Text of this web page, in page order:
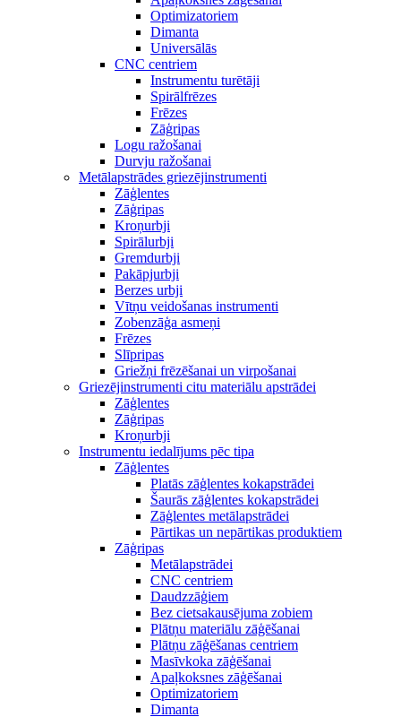
Optimizatoriem
Dimanta
Universālās
CNC centriem
Instrumentu turētāji
Spirālfrēzes
Frēzes
Zāģripas
Logu ražošanai
Durvju ražošanai
Metālapstrādes griezējinstrumenti
Zāģlentes
Zāģripas
Kroņurbji
Spirālurbji
Gremdurbji
Pakāpjurbji
Berzes urbji
Vītņu veidošanas instrumenti
Zobenzāģa asmeņi
Frēzes
Slīpripas
Griežņi frēzēšanai un virpošanai
Griezējinstrumenti citu materiālu apstrādei
Zāģlentes
Zāģripas
Kroņurbji
Instrumentu iedalījums pēc tipa
Zāģlentes
Platās zāģlentes kokapstrādei
Šaurās zāģlentes kokapstrādei
Zāģlentes metālapstrādei
Pārtikas un nepārtikas produktiem
Zāģripas
Metālapstrādei
CNC centriem
Daudzzāģiem
Bez cietsakausējuma zobiem
Plātņu materiālu zāģēšanai
Plātņu zāģēšanas centriem
Masīvkoka zāģēšanai
Apaļkoksnes zāģēšanai
Optimizatoriem
Dimanta